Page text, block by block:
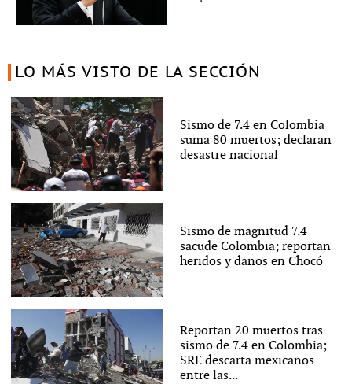
LO MÁS VISTO DE LA SECCIÓN
Sismo de 7.4 en Colombia
suma 80 muertos; declaran
desastre nacional
Sismo de magnitud 7.4
sacude Colombia; reportan
heridos y daños en Chocó
Reportan 20 muertos tras
sismo de 7.4 en Colombia;
SRE descarta mexicanos
entre las...